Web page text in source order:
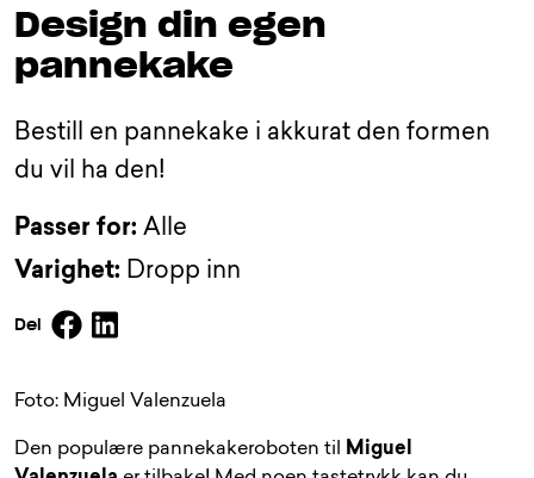
Design din egen
pannekake
Bestill en pannekake i akkurat den formen
du vil ha den!
Passer for: Alle
Varighet: Dropp inn
Del Facebook
Linkedin
Foto: Miguel Valenzuela
Den populære pannekakeroboten til Miguel